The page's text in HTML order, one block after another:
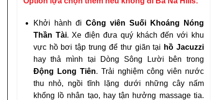
Khởi hành đi Công viên Suối Khoáng Nóng
Thần Tài. Xe điện đưa quý khách đến với khu
vực hồ bơi tập trung để thư giãn tại hồ Jacuzzi
hay thả mình tại Dòng Sông Lười bên trong
Động Long Tiên. Trải nghiệm công viên nước
thu nhỏ, ngồi tĩnh lặng dưới những cây nấm
khổng lồ nhân tạo, hay tận hưởng massage tia.